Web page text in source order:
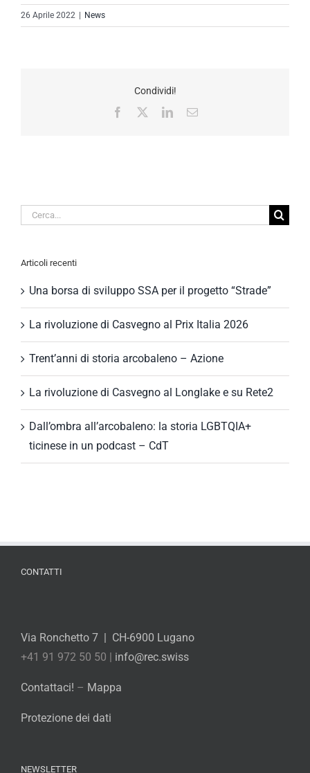
26 Aprile 2022 News
Condividi!
Facebook
LinkedInEmail
Cerca
Articoli recenti
Una borsa di sviluppo SSA per il progetto “Strade”
La rivoluzione di Casvegno al Prix Italia 2026
Trent’anni di storia arcobaleno – Azione
La rivoluzione di Casvegno al Longlake e su Rete2
Dall’ombra all’arcobaleno: la storia LGBTQIA+
ticinese in un podcast – CdT
CONTATTI
Via Ronchetto 7 | CH-6900 Lugano
+41 91 972 50 50 | info@rec.swiss
Contattaci! – Mappa
Protezione dei dati
NEWSLETTER